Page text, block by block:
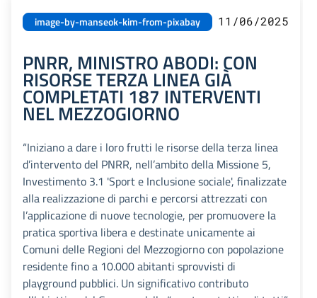
image-by-manseok-kim-from-pixabay 11/06/2025
PNRR, MINISTRO ABODI: CON
RISORSE TERZA LINEA GIÀ
COMPLETATI 187 INTERVENTI
NEL MEZZOGIORNO
“Iniziano a dare i loro frutti le risorse della terza linea
d’intervento del PNRR, nell’ambito della Missione 5,
Investimento 3.1 'Sport e Inclusione sociale', finalizzate
alla realizzazione di parchi e percorsi attrezzati con
l’applicazione di nuove tecnologie, per promuovere la
pratica sportiva libera e destinate unicamente ai
Comuni delle Regioni del Mezzogiorno con popolazione
residente fino a 10.000 abitanti sprovvisti di
playground pubblici. Un significativo contributo